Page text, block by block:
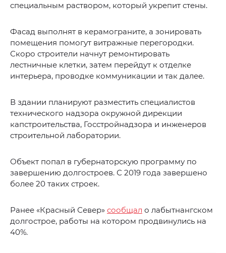
специальным раствором, который укрепит стены.
Фасад выполнят в керамограните, а зонировать
помещения помогут витражные перегородки.
Скоро строители начнут ремонтировать
лестничные клетки, затем перейдут к отделке
интерьера, проводке коммуникации и так далее.
В здании планируют разместить специалистов
технического надзора окружной дирекции
капстроительства, Госстройнадзора и инженеров
строительной лаборатории.
Объект попал в губернаторскую программу по
завершению долгостроев. С 2019 года завершено
более 20 таких строек.
Ранее «Красный Север» сообщал о лабытнангском
долгострое, работы на котором продвинулись на
40%.